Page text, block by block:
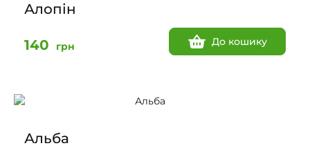
Алопін
140 грн До кошику
Альба